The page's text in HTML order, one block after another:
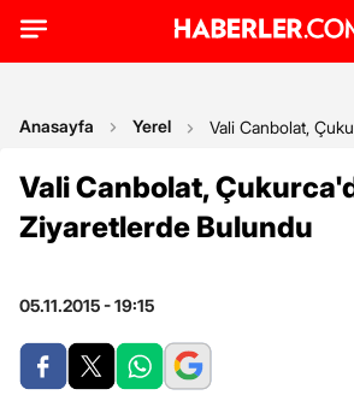
Anasayfa Yerel Vali Canbolat,
Vali Canbolat,
Ziyaretlerde Bulundu
05.11.2015 - 19:15